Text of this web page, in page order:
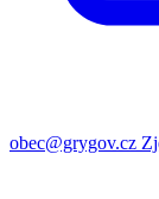
obec@grygov.cz